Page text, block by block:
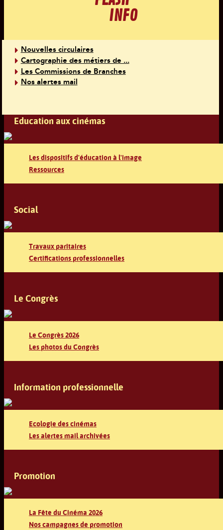
INFO
Nouvelles circulaires
Cartographie des métiers de ...
Les Commissions de Branches
Nos alertes mail
Education aux cinémas
Les dispositifs d'éducation à l'image
Ressources
Social
Travaux paritaires
Certifications professionnelles
Le Congrès
Le Congrès 2026
Les photos du Congrès
Information professionnelle
Ecologie des cinémas
Les alertes mail archivées
Promotion
La Fête du Cinéma 2026
Nos campagnes de promotion